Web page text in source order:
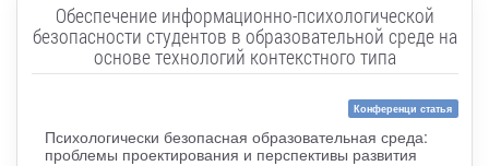
Обеспечение информационно-психологической
безопасности студентов в образовательной среде на
основе технологий контекстного типа
Конференци статья
Психологически безопасная образовательная среда:
проблемы проектирования и перспективы развития